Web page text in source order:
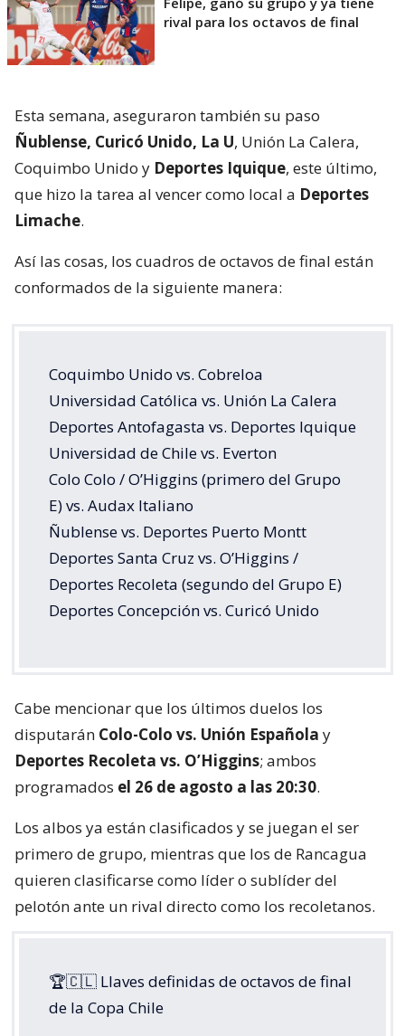
rival para los octavos de final
Esta semana, aseguraron también su paso
Ñublense, Curicó Unido, La U, Unión La Calera,
Coquimbo Unido y Deportes Iquique, este último,
que hizo la tarea al vencer como local a Deportes
Limache.
Así las cosas, los cuadros de octavos de final están
conformados de la siguiente manera:
Coquimbo Unido vs. Cobreloa
Universidad Católica vs. Unión La Calera
Deportes Antofagasta vs. Deportes Iquique
Universidad de Chile vs. Everton
Colo Colo / O’Higgins (primero del Grupo
E) vs. Audax Italiano
Ñublense vs. Deportes Puerto Montt
Deportes Santa Cruz vs. O’Higgins /
Deportes Recoleta (segundo del Grupo E)
Deportes Concepción vs. Curicó Unido
Cabe mencionar que los últimos duelos los
disputarán Colo-Colo vs. Unión Española y
Deportes Recoleta vs. O’Higgins; ambos
programados el 26 de agosto a las 20:30.
Los albos ya están clasificados y se juegan el ser
primero de grupo, mientras que los de Rancagua
quieren clasificarse como líder o sublíder del
pelotón ante un rival directo como los recoletanos.
🏆🇨🇱 Llaves definidas de octavos de final
de la Copa Chile